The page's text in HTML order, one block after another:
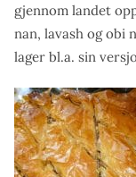
gjennom landet
nan, lavash og obi
lager bl.a. sin